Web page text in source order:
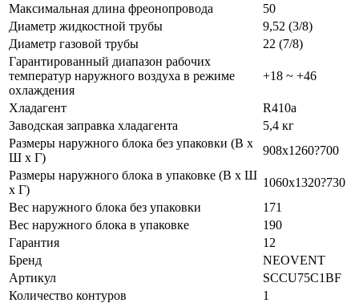
Максимальная длина фреонопровода
50
Диаметр жидкостной трубы
9,52 (3/8)
Диаметр газовой трубы
22 (7/8)
Гарантированный диапазон рабочих
температур наружного воздуха в режиме
охлаждения
+18 ~ +46
Хладагент
R410a
Заводская заправка хладагента
5,4 кг
Размеры наружного блока без упаковки (В х
Ш х Г)
908х1260?700
Размеры наружного блока в упаковке (В х Ш
х Г)
1060х1320?730
Вес наружного блока без упаковки
171
Вес наружного блока в упаковке
190
Гарантия
12
Бренд
NEOVENT
Артикул
SCCU75C1BF
Количество контуров
1